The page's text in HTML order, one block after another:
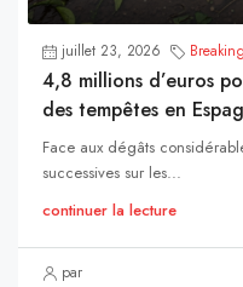
juillet 23, 2026
4,8 millions d’euros
des tempêtes en
Face aux dégâts
successives sur les...
continuer la lecture
par